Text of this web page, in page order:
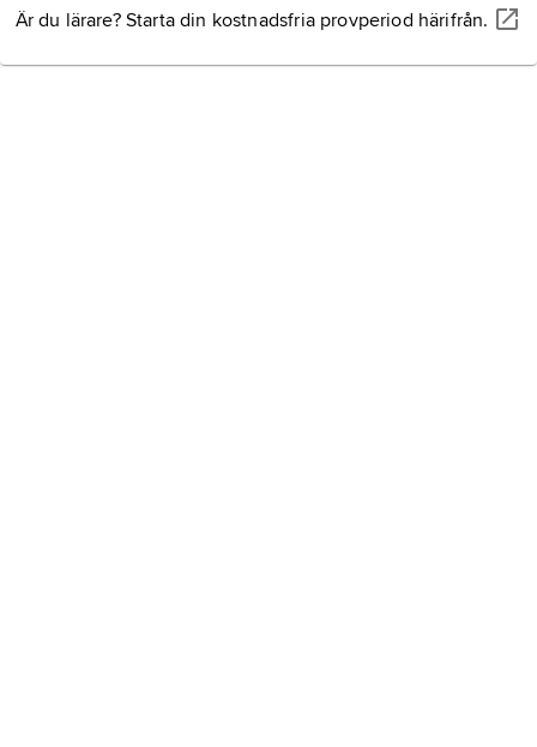
Är du lärare? Starta din kostnadsfria provperiod härifrån.